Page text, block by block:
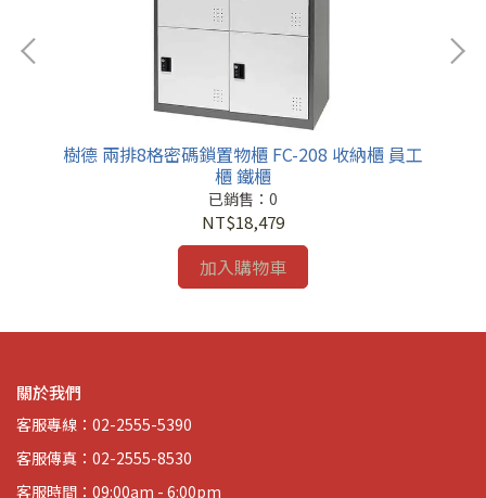
樹德 兩排8格密碼鎖置物櫃 FC-208 收納櫃 員工
櫃 鐵櫃
已銷售：0
NT$18,479
加入購物車
關於我們
客服專線：02-2555-5390
客服傳真：02-2555-8530
客服時間：09:00am - 6:00pm